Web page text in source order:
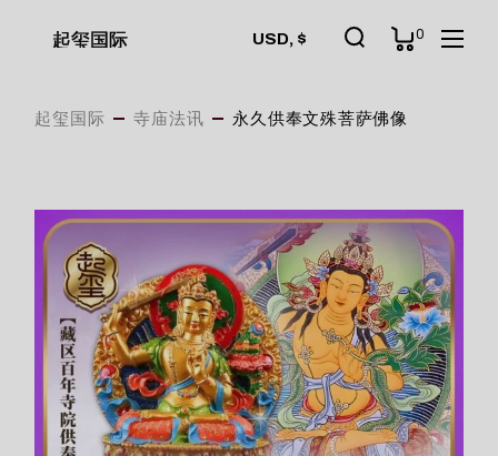
起玺国际 USD, $ 0
起玺国际 寺庙法讯 永久供奉文殊菩萨佛像